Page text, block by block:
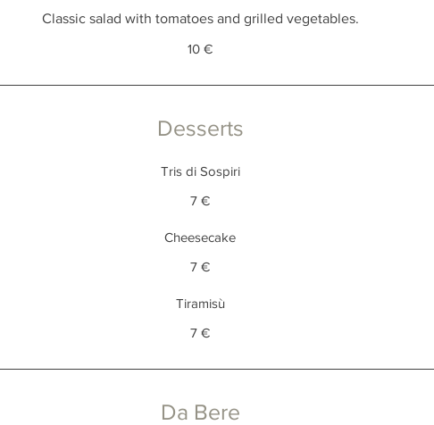
Classic salad with tomatoes and grilled vegetables.
10 €
Desserts
Tris di Sospiri
7 €
Cheesecake
7 €
Tiramisù
7 €
Da Bere